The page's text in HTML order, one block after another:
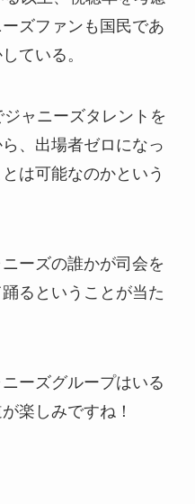
ズファンも国民であ
ている。
ャニーズタレントを
、出場者ゼロになっ
は可能なのかという
ーズの誰かが司会を
るということが当た
ーズグループはいる
楽しみですね！